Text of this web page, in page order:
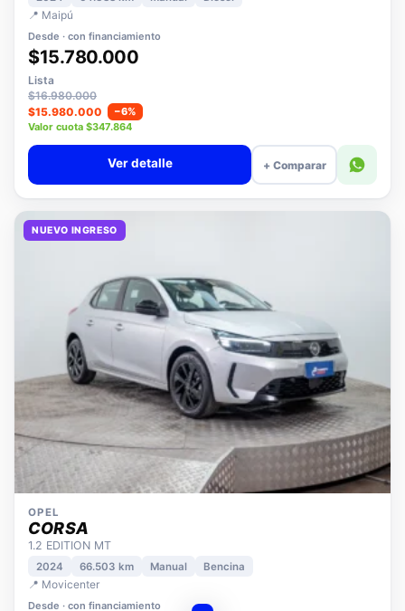
2024
📍 Maipú
Desde · con financiamiento
$15.780.000
Lista
$16.980.000
$15.980.000
−6%
Valor cuota $347.864
+ Comparar
OPEL
CORSA
1.2 EDITION MT
2024 66.503 km
📍 Movicenter